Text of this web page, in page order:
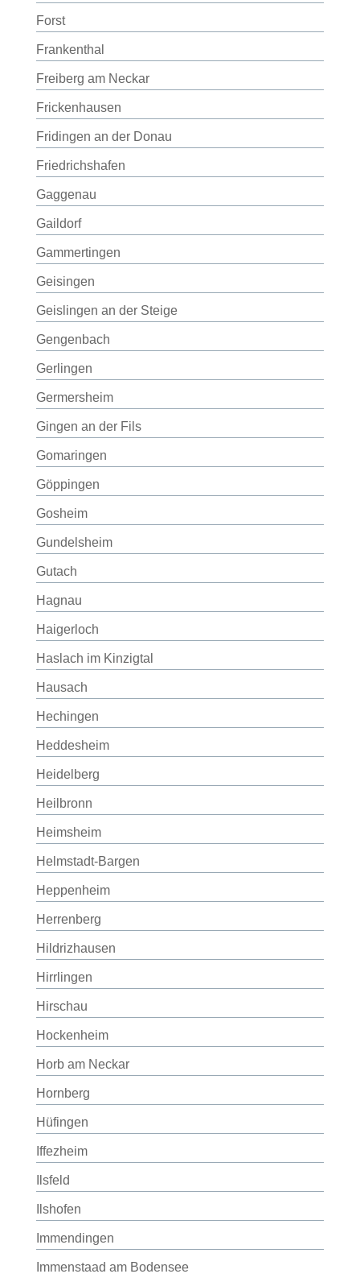
Forst
Frankenthal
Freiberg am Neckar
Frickenhausen
Fridingen an der Donau
Friedrichshafen
Gaggenau
Gaildorf
Gammertingen
Geisingen
Geislingen an der Steige
Gengenbach
Gerlingen
Germersheim
Gingen an der Fils
Gomaringen
Göppingen
Gosheim
Gundelsheim
Gutach
Hagnau
Haigerloch
Haslach im Kinzigtal
Hausach
Hechingen
Heddesheim
Heidelberg
Heilbronn
Heimsheim
Helmstadt-Bargen
Heppenheim
Herrenberg
Hildrizhausen
Hirrlingen
Hirschau
Hockenheim
Horb am Neckar
Hornberg
Hüfingen
Iffezheim
Ilsfeld
Ilshofen
Immendingen
Immenstaad am Bodensee